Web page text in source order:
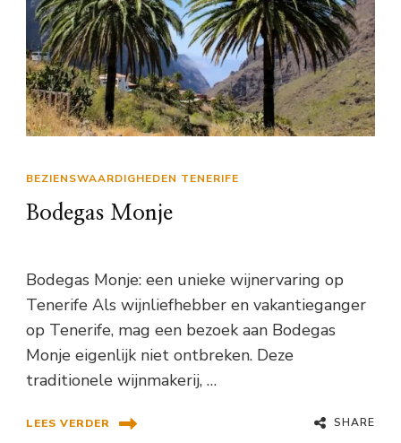
BEZIENSWAARDIGHEDEN TENERIFE
Bodegas Monje
Bodegas Monje: een unieke wijnervaring op
Tenerife Als wijnliefhebber en vakantieganger
op Tenerife, mag een bezoek aan Bodegas
Monje eigenlijk niet ontbreken. Deze
traditionele wijnmakerij, …
LEES VERDER SHARE